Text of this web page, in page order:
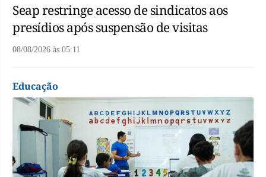
Seap restringe acesso de sindicatos aos
presídios após suspensão de visitas
08/08/2026 às 05:11
Educação